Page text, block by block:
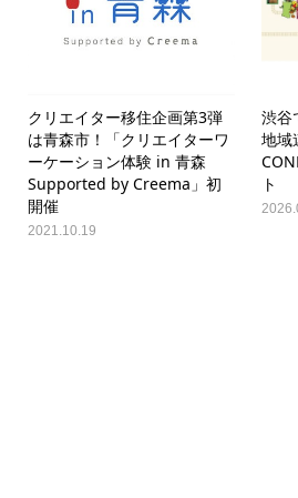
クリエイター移住企画第3弾
は青森市！「クリエイターワ
ーケーション体験 in 青森
Supported by Creema」初
開催
2021.10.19
渋谷
地域
ト